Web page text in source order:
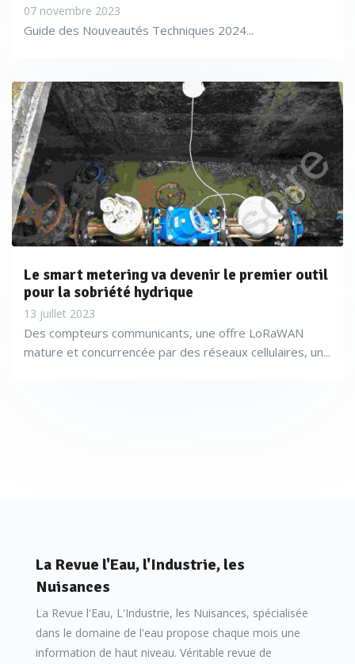
07 novembre 2023
Guide des Nouveautés Techniques 2024...
Le smart metering va devenir le premier outil
pour la sobriété hydrique
13 juillet 2023
Des compteurs communicants, une offre LoRaWAN
mature et concurrencée par des réseaux cellulaires, un...
La Revue l'Eau, l'Industrie, les
Nuisances
La Revue l'Eau, L'Industrie, les Nuisances, spécialisée
dans le domaine de l'eau propose chaque mois une
information de haut niveau. Véritable revue de